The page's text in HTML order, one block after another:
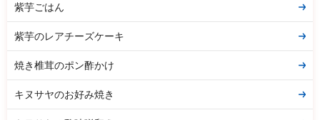
紫芋ごはん
紫芋のレアチーズケーキ
焼き椎茸のポン酢かけ
キヌサヤのお好み焼き